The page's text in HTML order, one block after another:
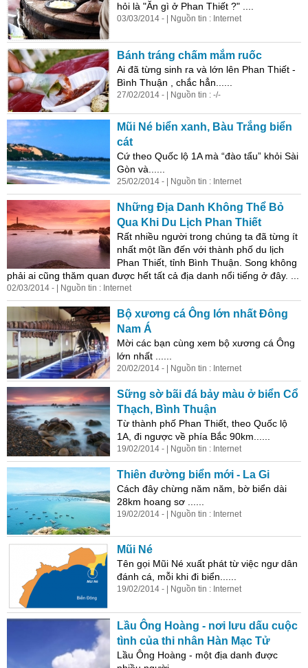
hỏi là "Ăn gì ở Phan Thiết ?" ....
03/03/2014 - | Nguồn tin : Internet
Bánh tráng chấm mắm ruốc
Ai đã từng sinh ra và lớn lên Phan Thiết -
Bình Thuận , chắc hẳn......
27/02/2014 - | Nguồn tin : -/-
Mũi Né biển xanh, Bàu Trắng biển
cát
Cứ theo Quốc lộ 1A mà “đào tẩu” khỏi Sài
Gòn và......
25/02/2014 - | Nguồn tin : Internet
Những Địa Danh Không Thể Bỏ
Qua Khi Du Lịch Phan Thiết
Rất nhiều người trong chúng ta đã từng ít
nhất một lần đến với thành phố du lịch
Phan Thiết, tỉnh Bình Thuận . Song không
phải ai cũng thăm quan được hết tất cả địa danh nổi tiếng ở đây. ...
02/03/2014 - | Nguồn tin : Internet
Bộ xương cá Ông lớn nhất Đông
Nam Á
Mời các bạn cùng xem bộ xương cá Ông
lớn nhất ......
20/02/2014 - | Nguồn tin : Internet
Sững sờ bãi đá bảy màu ở biển Cổ
Thạch, Bình Thuận
Từ thành phố Phan Thiết, theo Quốc lộ
1A, đi ngược về phía Bắc 90km......
19/02/2014 - | Nguồn tin : Internet
Thiên đường biển mới - La Gi
Cách đây chừng năm năm, bờ biển dài
28km hoang sơ ......
19/02/2014 - | Nguồn tin : Internet
Mũi Né
Tên gọi Mũi Né xuất phát từ việc ngư dân
đánh cá, mỗi khi đi biển......
19/02/2014 - | Nguồn tin : Internet
Lầu Ông Hoàng - nơi lưu dấu cuộc
tình của thi nhân Hàn Mạc Tử
Lầu Ông Hoàng - một địa danh được